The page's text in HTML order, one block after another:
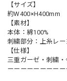
【サイズ】
約W400×H400mm
【素材】
本体：綿100%
刺繍部分：上糸レ
【仕様】
三重ガーゼ・刺繍
ーーーーーーーー